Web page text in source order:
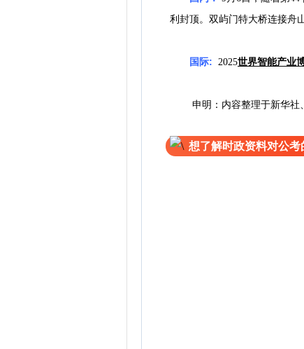
利封顶。双屿门特大桥连接舟
国际: 2025世界智能产业
申明：内容整理于新华社
想了解时政资料对公